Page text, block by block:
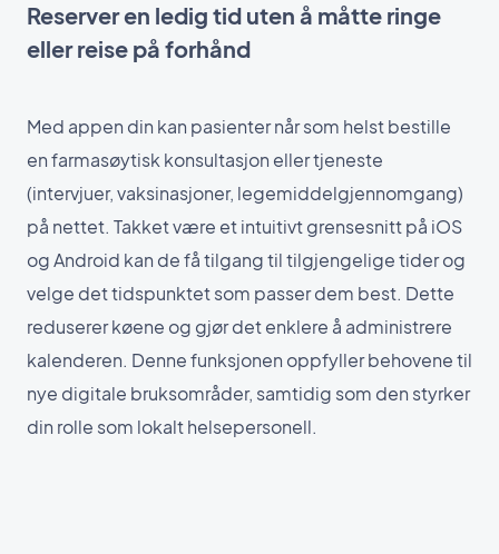
Reserver en ledig tid uten å måtte ringe
eller reise på forhånd
Med appen din kan pasienter når som helst bestille
en farmasøytisk konsultasjon eller tjeneste
(intervjuer, vaksinasjoner, legemiddelgjennomgang)
på nettet. Takket være et intuitivt grensesnitt på iOS
og Android kan de få tilgang til tilgjengelige tider og
velge det tidspunktet som passer dem best. Dette
reduserer køene og gjør det enklere å administrere
kalenderen. Denne funksjonen oppfyller behovene til
nye digitale bruksområder, samtidig som den styrker
din rolle som lokalt helsepersonell.